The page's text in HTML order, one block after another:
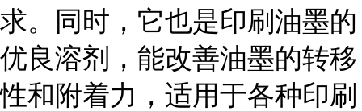
求。同时，它也是印刷油墨的
优良溶剂，能改善油墨的转移
性和附着力，适用于各种印刷